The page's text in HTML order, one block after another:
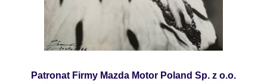
Patronat Firmy Mazda Motor Poland Sp. z o.o.